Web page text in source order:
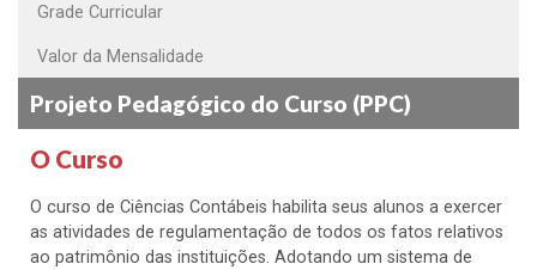
Grade Curricular
Valor da Mensalidade
Projeto Pedagógico do Curso (PPC)
O Curso
O curso de Ciências Contábeis habilita seus alunos a exercer
as atividades de regulamentação de todos os fatos relativos
ao patrimônio das instituições. Adotando um sistema de